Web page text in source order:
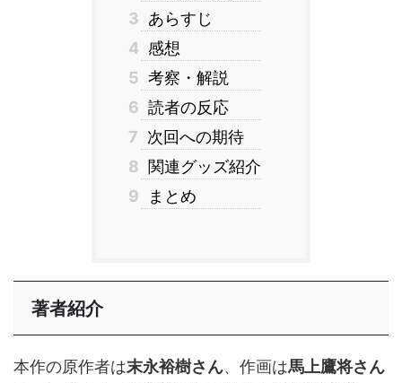
3 あらすじ
4 感想
5 考察・解説
6 読者の反応
7 次回への期待
8
関連グッズ紹介
9
まとめ
著者紹介
本作の原作者は末永裕樹さん、作画は馬上鷹将さん